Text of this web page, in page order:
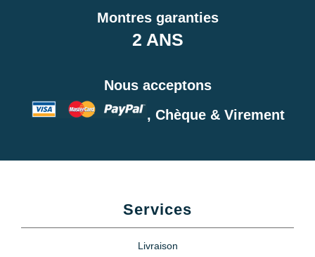
Montres garanties
2 ANS
Nous acceptons
, Chèque & Virement
Services
Livraison